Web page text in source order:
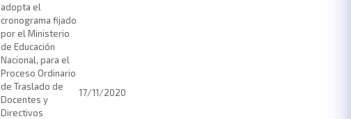
adopta el
cronograma fijado
por el Ministerio
de Educación
Nacional, para el
Proceso Ordinario
de Traslado de
Docentes y
Directivos
17/11/2020